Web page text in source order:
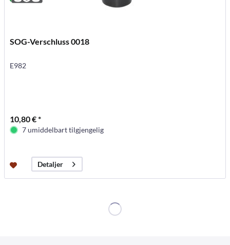
SOG-Verschluss 0018
E982
10,80 € *
7 umiddelbart tilgjengelig
Detaljer